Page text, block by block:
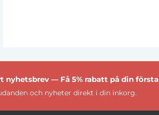
nyhetsbrev — Få 5% rabatt på din
och nyheter direkt i din inkorg.